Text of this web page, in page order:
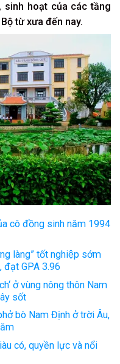
sinh hoạt của các tầng
từ xưa đến nay.
cô đồng sinh năm 1994
làng” tốt nghiệp sớm
GPA 3.96
ở vùng nông thôn Nam
sốt
bò Nam Định ở trời Âu,
có, quyền lực và nổi